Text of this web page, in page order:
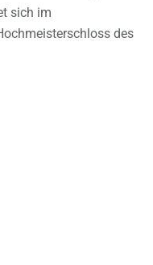
sich im
des